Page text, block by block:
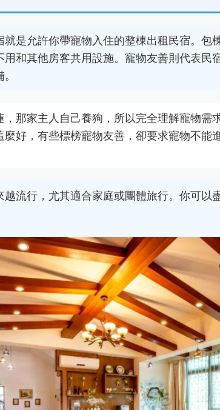
是允許你帶寵物入住的整棟出租民宿。包
和其他房客共用設施。寵物友善則代表民
那家主人自己養狗，所以完全理解寵物需
好，有些標榜寵物友善，卻要求寵物不能
流行，尤其適合家庭或團體旅行。你可以